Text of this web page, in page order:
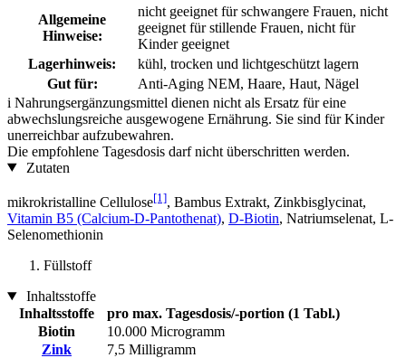
Allgemeine
Hinweise:
nicht geeignet für schwangere Frauen, nicht
geeignet für stillende Frauen, nicht für
Kinder geeignet
Lagerhinweis:
kühl, trocken und lichtgeschützt lagern
Gut für:
Anti-Aging NEM, Haare, Haut, Nägel
i Nahrungsergänzungsmittel dienen nicht als Ersatz für eine
abwechslungsreiche ausgewogene Ernährung. Sie sind für Kinder
unerreichbar aufzubewahren.
Die empfohlene Tagesdosis darf nicht überschritten werden.
Zutaten
mikrokristalline Cellulose[1], Bambus Extrakt, Zinkbisglycinat,
Vitamin B5 (Calcium-D-Pantothenat), D‑Biotin, Natriumselenat, L-
Selenomethionin
Füllstoff
Inhaltsstoffe
Inhaltsstoffe
pro max. Tagesdosis/-portion (1 Tabl.)
Biotin
10.000 Microgramm
Zink
7,5 Milligramm